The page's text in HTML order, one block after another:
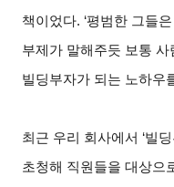
책이었다. ‘평범한 그들
부제가 말해주듯 보통
빌딩부자가 되는 노하우
최근 우리 회사에서 ‘빌
초청해 직원들을 대상으